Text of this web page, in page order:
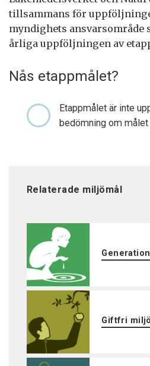
tillsammans för
myndighets ansvarsområde
årliga uppföljningen av
Nås etappmålet?
Etappmålet är inte
bedömning om
Relaterade miljömål
Giftfri miljö